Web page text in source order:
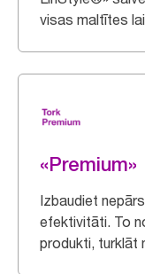
visas maltītes
«Premium»
Izbaudiet
efektivitāti. To
produkti, turklāt